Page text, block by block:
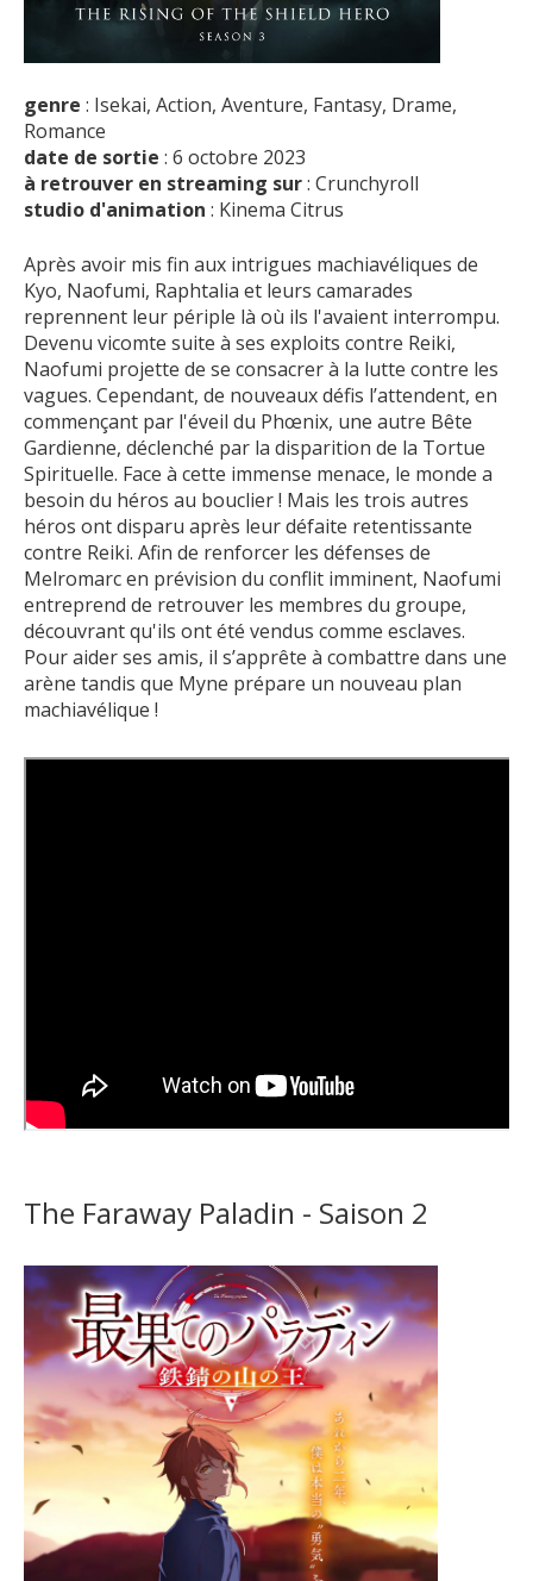
genre : Isekai, Action, Aventure, Fantasy, Drame,
Romance
date de sortie : 6 octobre 2023
à retrouver en streaming sur: Crunchyroll
studio d'animation : Kinema Citrus
Après avoir mis fin aux intrigues machiavéliques de
Kyo, Naofumi, Raphtalia et leurs camarades
reprennent leur périple là où ils l'avaient interrompu.
Devenu vicomte suite à ses exploits contre Reiki,
Naofumi projette de se consacrer à la lutte contre les
vagues. Cependant, de nouveaux défis l’attendent, en
commençant par l'éveil du Phœnix, une autre Bête
Gardienne, déclenché par la disparition de la Tortue
Spirituelle. Face à cette immense menace, le monde a
besoin du héros au bouclier ! Mais les trois autres
héros ont disparu après leur défaite retentissante
contre Reiki. Afin de renforcer les défenses de
Melromarc en prévision du conflit imminent, Naofumi
entreprend de retrouver les membres du groupe,
découvrant qu'ils ont été vendus comme esclaves.
Pour aider ses amis, il s’apprête à combattre dans une
arène tandis que Myne prépare un nouveau plan
machiavélique !
The Faraway Paladin - Saison 2